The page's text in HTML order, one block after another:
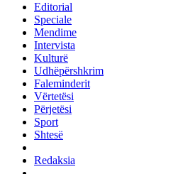
Editorial
Speciale
Mendime
Intervista
Kulturë
Udhëpërshkrim
Faleminderit
Vërtetësi
Përjetësi
Sport
Shtesë
Redaksia